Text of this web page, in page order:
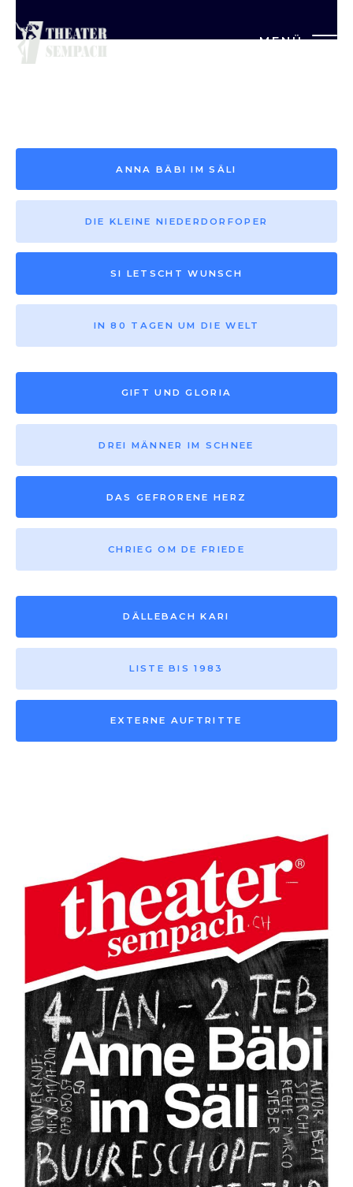
MENÜ
Saison vor 2013
ANNA BÄBI IM SÄLI
DIE KLEINE NIEDERDORFOPER
SI LETSCHT WUNSCH
IN 80 TAGEN UM DIE WELT
GIFT UND GLORIA
DREI MÄNNER IM SCHNEE
DAS GEFRORENE HERZ
CHRIEG OM DE FRIEDE
DÄLLEBACH KARI
LISTE BIS 1983
EXTERNE AUFTRITTE